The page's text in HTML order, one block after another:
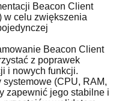
Beacon Client
w celu zwiększenia
Beacon Client
z poprawek
i nowych funkcji.
(CPU, RAM,
zapewnić jego stabilne i